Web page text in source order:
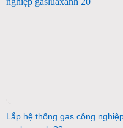
Lắp hệ thống gas công